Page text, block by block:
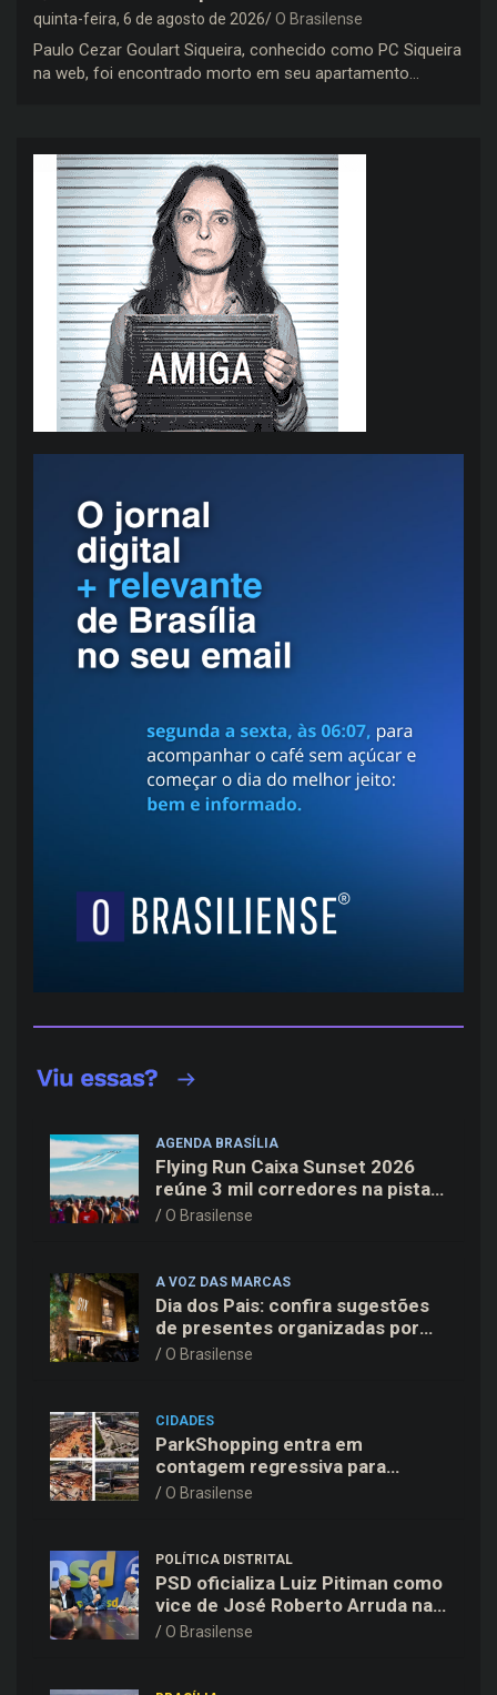
quinta-feira, 6 de agosto de 2026 O Brasilense
Paulo Cezar Goulart Siqueira, conhecido como PC Siqueira
na web, foi encontrado morto em seu apartamento…
AGENDA BRASÍLIA
Flying Run Caixa Sunset 2026
reúne 3 mil corredores na pista
do Aeroporto de Brasília neste
O Brasilense
A VOZ DAS MARCAS
Dia dos Pais: confira sugestões
de presentes organizadas por
faixas de preço
O Brasilense
CIDADES
ParkShopping entra em
contagem regressiva para
inaugurar 10ª Expansão em 18
O Brasilense
POLÍTICA DISTRITAL
PSD oficializa Luiz Pitiman como
vice de José Roberto Arruda na
corrida pelo GDF
O Brasilense